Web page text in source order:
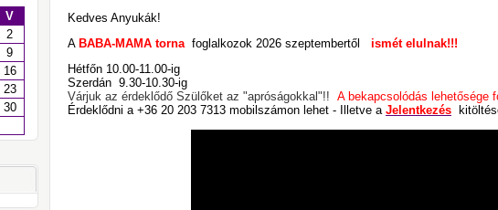
V
2
9
16
23
30
Kedves Anyukák!
A BABA-MAMA torna foglalkozok 2026 szeptembertől
ismét elulnak!!!
Hétfőn 10.00-11.00-ig
Szerdán 9.30-10.30-ig
Várjuk az érdeklődő Szülőket az "apróságokkal"!! A bekapcsolódás lehetősége
Érdeklődni a +36 20 203 7313 mobilszámon lehet - Illetve a Jelentkezés